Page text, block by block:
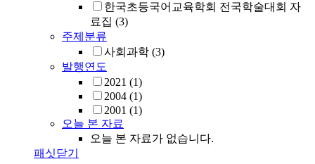
한국초등국어교육학회 전국학술대회 자
료집 (3)
주제분류
사회과학 (3)
발행연도
2021 (1)
2004 (1)
2001 (1)
오늘 본 자료
오늘 본 자료가 없습니다.
패싯닫기